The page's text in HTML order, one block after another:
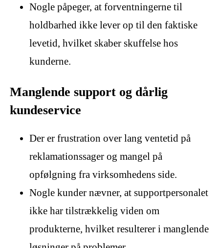
Nogle påpeger, at forventningerne til
holdbarhed ikke lever op til den faktiske
levetid, hvilket skaber skuffelse hos
kunderne.
Manglende support og dårlig
kundeservice
Der er frustration over lang ventetid på
reklamationssager og mangel på
opfølgning fra virksomhedens side.
Nogle kunder nævner, at supportpersonalet
ikke har tilstrækkelig viden om
produkterne, hvilket resulterer i manglende